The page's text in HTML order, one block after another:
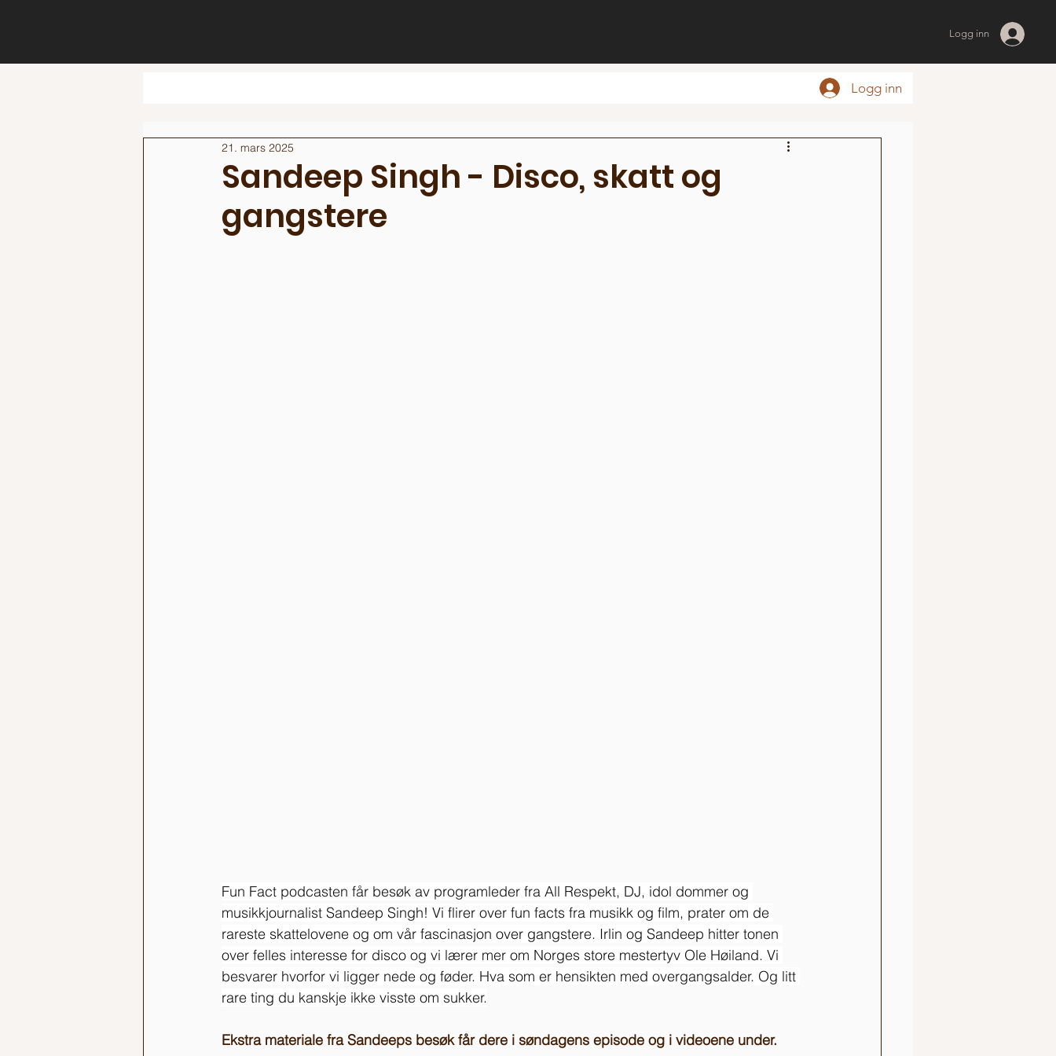
Logg inn
Logg inn
Sandeep Singh - Disco, skatt og
gangstere
21. mars 2025
Fun Fact podcasten får besøk av programleder fra All Respekt, DJ, idol dommer og
musikkjournalist Sandeep Singh! Vi flirer over fun facts fra musikk og film, prater om de
rareste skattelovene og om vår fascinasjon over gangstere. Irlin og Sandeep hitter tonen
over felles interesse for disco og vi lærer mer om Norges store mestertyv Ole Høiland. Vi
besvarer hvorfor vi ligger nede og føder. Hva som er hensikten med overgangsalder. Og litt
rare ting du kanskje ikke visste om sukker.
Ekstra materiale fra Sandeeps besøk får dere i søndagens episode og i videoene under.